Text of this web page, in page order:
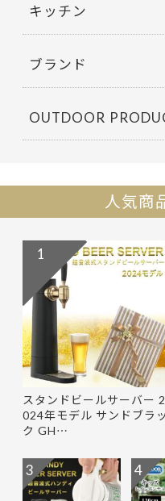
キッチン
ブランド
OUTDOOR
人気商
スタンドビールサーバー 2
024年モデル サンドブラッ
ク GH…
1
3 4